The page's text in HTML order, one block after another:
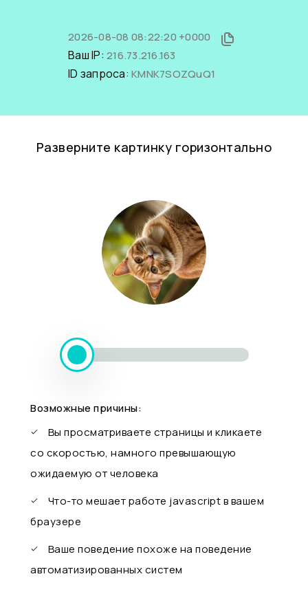
2026-08-08 08:22:20 +0000
Ваш IP: 216.73.216.163
ID запроса: KMNK7SOZQuQ1
Разверните картинку горизонтально
Возможные причины:
Вы просматриваете страницы и кликаете
со скоростью, намного превышающую
ожидаемую от человека
Что-то мешает работе javascript в вашем
браузере
Ваше поведение похоже на поведение
автоматизированных систем